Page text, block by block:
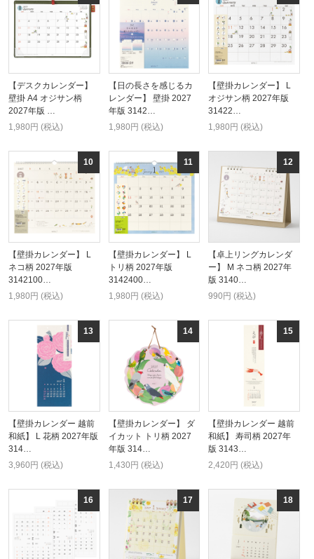
【デスクカレンダー】
壁掛 A4 オジサン柄
2027年版 …
1,980円 (税込)
【日の長さを感じるカ
レンダー】 壁掛 2027
年版 3142…
1,980円 (税込)
【壁掛カレンダー】 L
オジサン柄 2027年版
31422…
1,980円 (税込)
【壁掛カレンダー】 L
ネコ柄 2027年版
3142100…
1,980円 (税込)
【壁掛カレンダー】 L
トリ柄 2027年版
3142400…
1,980円 (税込)
【卓上リングカレンダ
ー】 M ネコ柄 2027年
版 3140…
990円 (税込)
【壁掛カレンダー 越前
和紙】 L 花柄 2027年版
314…
3,960円 (税込)
【壁掛カレンダー】 ダ
イカット トリ柄 2027
年版 314…
1,430円 (税込)
【壁掛カレンダー 越前
和紙】 寿司柄 2027年
版 3143…
2,420円 (税込)